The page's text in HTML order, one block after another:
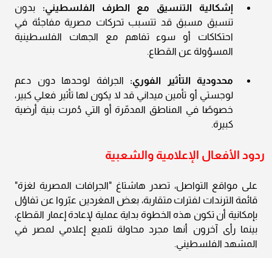
إشكالية التنسيق مع الطرف الفلسطيني: بدون
تنسيق مسبق قد تتسبب تحركات مصرية مفاجئة في
احتكاكات أو سوء تفاهم مع الجهات الفلسطينية
المسؤولة عن القطاع.
محدودية التأثير الفوري: الجرافة لوحدها دون دعم
لوجستي أو تأمين ميداني قد لا يكون لها تأثير فعلي كبير،
خصوصًا في المناطق المدمّرة أو التي دُمرت بنية أرضية
كبيرة.
ردود الأفعال الإعلامية والشعبية
على مواقع التواصل، تصدر هاشتاغ "الجرافات المصرية لغزة"
قائمة الترندات لفترات متقاربة، بعض المغردين عبّروا عن تفاؤل
بإمكانية أن تكون هذه الخطوة بداية عملية لإعادة إعمار القطاع،
بينما رأى آخرون أنها مجرد محاولة تلميع إعلامي لمصر في
المشهد الفلسطيني.